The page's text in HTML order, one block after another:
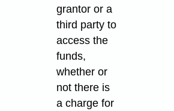
grantor or a
third party to
access the
funds,
whether or
not there is
a charge for